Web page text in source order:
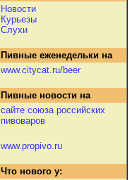
Новости
Курьезы
Слухи
Пивные еженедельки на
www.citycat.ru/beer
Пивные новости на
сайте союза российских
пивоваров
www.propivo.ru
Что нового у: